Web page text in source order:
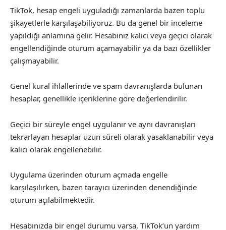
TikTok, hesap engeli uyguladığı zamanlarda bazen toplu
şikayetlerle karşılaşabiliyoruz. Bu da genel bir inceleme
yapıldığı anlamına gelir. Hesabınız kalıcı veya geçici olarak
engellendiğinde oturum açamayabilir ya da bazı özellikler
çalışmayabilir.
Genel kural ihlallerinde ve spam davranışlarda bulunan
hesaplar, genellikle içeriklerine göre değerlendirilir.
Geçici bir süreyle engel uygulanır ve aynı davranışları
tekrarlayan hesaplar uzun süreli olarak yasaklanabilir veya
kalıcı olarak engellenebilir.
Uygulama üzerinden oturum açmada engelle
karşılaşılırken, bazen tarayıcı üzerinden denendiğinde
oturum açılabilmektedir.
Hesabınızda bir engel durumu varsa, TikTok’un yardım